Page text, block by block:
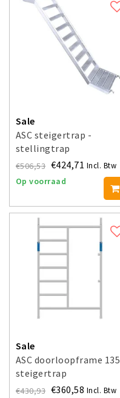
Sale
ASC steigertrap -
stellingtrap
€506,53 €424,71 Incl. Btw
Op voorraad
Sale
ASC doorloopframe 135
steigertrap
€430,93 €360,58 Incl. Btw